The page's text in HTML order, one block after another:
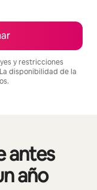
y restricciones
disponibilidad de la
antes
año